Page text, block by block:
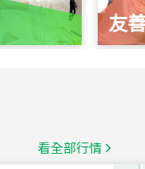
友
看全部行情
台北市中山區長春路